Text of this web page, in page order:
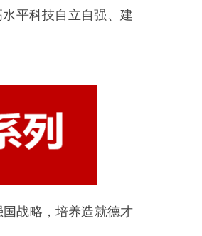
平科技自立自强、建
战略，培养造就德才